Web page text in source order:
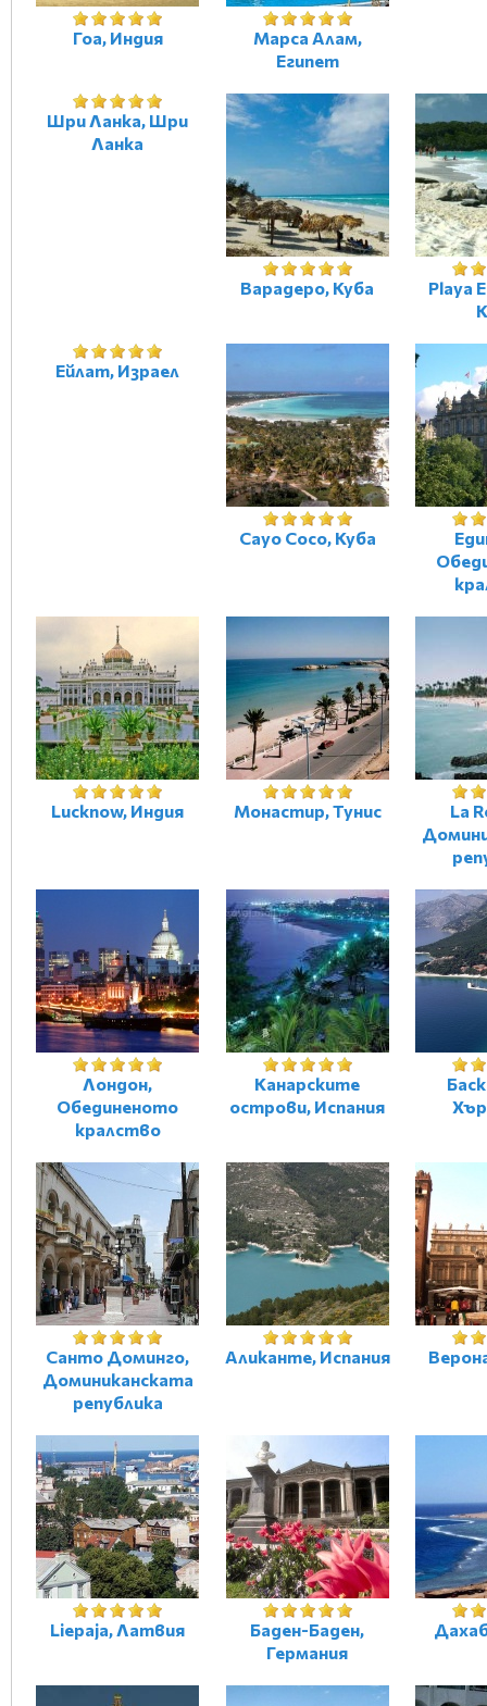
Гоа, Индия
Марса Алам,
Египет
Шри Ланка, Шри
Ланка
Варадеро, Куба
Playa
Ейлат, Израел
Cayo Coco, Куба
Lucknow, Индия Монастир, Тунис
La
Лондон,
Обединеното
кралство
Канарските
острови, Испания
Санто Доминго,
Доминиканската
република
Аликанте, Испания
Liepaja, Латвия
Баден-Баден,
Германия